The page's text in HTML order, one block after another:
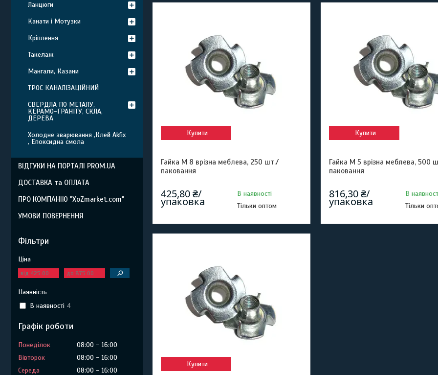
Купити
Гайка М 8 врізна меблева, 250 шт./
паковання
425,80 ₴/
упаковка
В наявності
Тільки оптом
Купити
Гайка М 5 врізна меблева, 500
паковання
816,30 ₴/
упаковка
В
Тільки
Купити
Ланцюги
Канати і Мотузки
Кріплення
Такелаж
Мангали, Казани
ТРОС КАНАЛІЗАЦІЙНИЙ
СВЕРДЛА ПО МЕТАЛУ,
КЕРАМО-ГРАНІТУ, СКЛА,
ДЕРЕВА
Холодне зварювання ,Клей Akfix
, Епоксидна смола
ВІДГУКИ НА ПОРТАЛІ PROM.UA
ДОСТАВКА та ОПЛАТА
ПРО КОМПАНІЮ "XoZmarket.com"
УМОВИ ПОВЕРНЕННЯ
Фільтри
Ціна
Наявність
В наявності 4
Графік роботи
Понеділок 08:00
16:00
Вівторок
08:00
16:00
Середа
08:00
16:00